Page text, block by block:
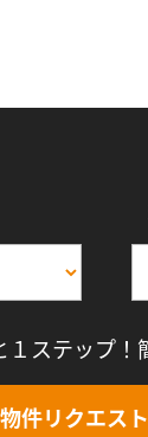
１ステップ！
物件リクエス